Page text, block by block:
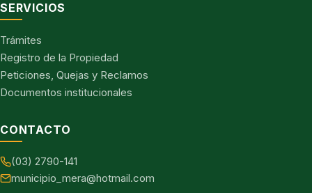
SERVICIOS
Trámites
Registro de la Propiedad
Peticiones, Quejas y Reclamos
Documentos institucionales
CONTACTO
(03) 2790-141
municipio_mera@hotmail.com